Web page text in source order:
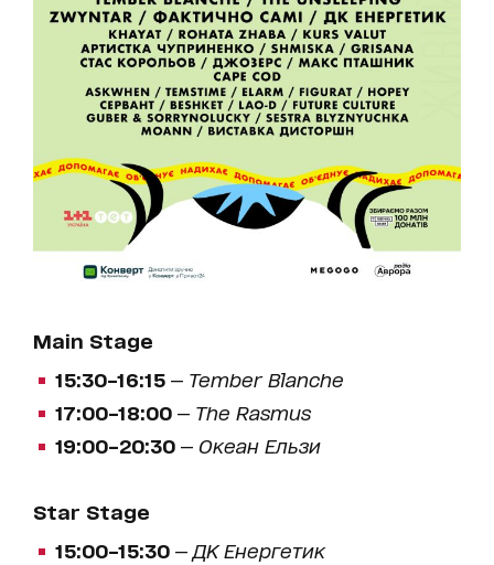
Main Stage
15:30–16:15 — Tember Blanche
17:00–18:00 — The Rasmus
19:00–20:30 — Океан Ельзи
Star Stage
15:00–15:30 — ДК Енергетик